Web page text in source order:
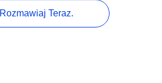
Rozmawiaj Teraz.